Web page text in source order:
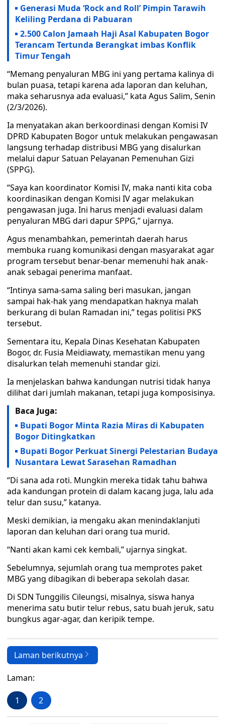
Generasi Muda ‘Rock and Roll’ Pimpin Tarawih
Keliling Perdana di Pabuaran
2.500 Calon Jamaah Haji Asal Kabupaten Bogor
Terancam Tertunda Berangkat imbas Konflik
Timur Tengah
“Memang penyaluran MBG ini yang pertama kalinya di
bulan puasa, tetapi karena ada laporan dan keluhan,
maka seharusnya ada evaluasi,” kata Agus Salim, Senin
(2/3/2026).
Ia menyatakan akan berkoordinasi dengan Komisi IV
DPRD Kabupaten Bogor untuk melakukan pengawasan
langsung terhadap distribusi MBG yang disalurkan
melalui dapur Satuan Pelayanan Pemenuhan Gizi
(SPPG).
“Saya kan koordinator Komisi IV, maka nanti kita coba
koordinasikan dengan Komisi IV agar melakukan
pengawasan juga. Ini harus menjadi evaluasi dalam
penyaluran MBG dari dapur SPPG,” ujarnya.
Agus menambahkan, pemerintah daerah harus
membuka ruang komunikasi dengan masyarakat agar
program tersebut benar-benar memenuhi hak anak-
anak sebagai penerima manfaat.
“Intinya sama-sama saling beri masukan, jangan
sampai hak-hak yang mendapatkan haknya malah
berkurang di bulan Ramadan ini,” tegas politisi PKS
tersebut.
Sementara itu, Kepala Dinas Kesehatan Kabupaten
Bogor, dr. Fusia Meidiawaty, memastikan menu yang
disalurkan telah memenuhi standar gizi.
Ia menjelaskan bahwa kandungan nutrisi tidak hanya
dilihat dari jumlah makanan, tetapi juga komposisinya.
Baca Juga:
Bupati Bogor Minta Razia Miras di Kabupaten
Bogor Ditingkatkan
Bupati Bogor Perkuat Sinergi Pelestarian Budaya
Nusantara Lewat Sarasehan Ramadhan
“Di sana ada roti. Mungkin mereka tidak tahu bahwa
ada kandungan protein di dalam kacang juga, lalu ada
telur dan susu,” katanya.
Meski demikian, ia mengaku akan menindaklanjuti
laporan dan keluhan dari orang tua murid.
“Nanti akan kami cek kembali,” ujarnya singkat.
Sebelumnya, sejumlah orang tua memprotes paket
MBG yang dibagikan di beberapa sekolah dasar.
Di SDN Tunggilis Cileungsi, misalnya, siswa hanya
menerima satu butir telur rebus, satu buah jeruk, satu
bungkus agar-agar, dan keripik tempe.
Laman berikutnya
Laman:
1 2